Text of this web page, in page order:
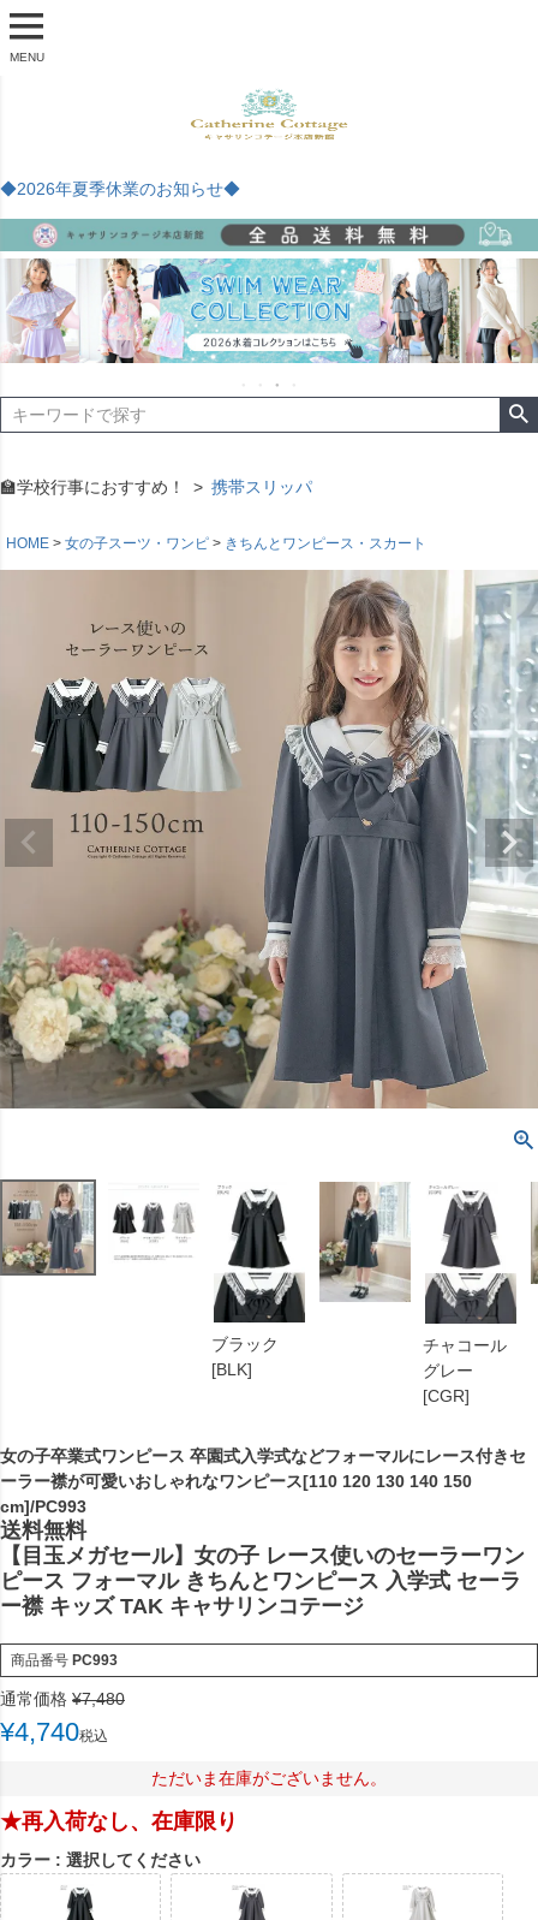
MENU
◆2026年夏季休業のお知らせ◆
🏫学校行事におすすめ！ 携帯スリッパ
HOME 女の子スーツ・ワンピ きちんとワンピース・スカート
ブラック
[BLK]
チャコール
グレー
[CGR]
女の子卒業式ワンピース 卒園式入学式などフォーマルにレース付きセ
ーラー襟が可愛いおしゃれなワンピース[110 120 130 140 150
cm]/PC993
送料無料
【目玉メガセール】女の子 レース使いのセーラーワン
ピース フォーマル きちんとワンピース 入学式 セーラ
ー襟 キッズ TAK キャサリンコテージ
商品番号 PC993
通常価格 ¥7,480
¥4,740税込
ただいま在庫がございません。
★再入荷なし、在庫限り
カラー 選択してください